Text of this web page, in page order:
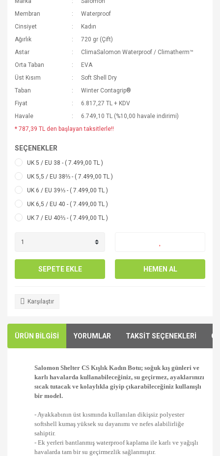
Membran
Waterproof
Cinsiyet
Kadın
Ağırlık
720 gr (Çift)
Astar
ClimaSalomon Waterproof / Climatherm™
Orta Taban
EVA
Üst Kısım
Soft Shell Dry
Taban
Winter Contagrip®
Fiyat
6.817,27 TL + KDV
Havale
6.749,10 TL (%10,00 havale indirimi)
* 787,39 TL den başlayan taksitlerle!!
SEÇENEKLER
UK 5 / EU 38 - ( 7.499,00 TL )
UK 5,5 / EU 38⅔ - ( 7.499,00 TL )
UK 6 / EU 39⅓ - ( 7.499,00 TL )
UK 6,5 / EU 40 - ( 7.499,00 TL )
UK 7 / EU 40⅔ - ( 7.499,00 TL )
SEPETE EKLE HEMEN AL
Karşılaştır
ÜRÜN BİLGİSİ YORUMLAR TAKSİT SEÇENEKLERİ
Salomon Shelter CS Kışlık Kadın Botu; soğuk kış günleri ve
karlı havalarda kullanabileceğiniz, su geçirmez, ayaklarınızı
sıcak tutacak ve kolaylıkla giyip çıkarabileceğiniz kullanışlı
bir model.
- Ayakkabının üst kısmında kullanılan dikişsiz polyester
softshell kumaş yüksek su dayanımı ve nefes alabilirliğe
sahiptir.
- Ek yerleri bantlanmış waterproof kaplama ile karlı ve yağışlı
havalarda tam bir su geçirmezlik sağlanmıştır.